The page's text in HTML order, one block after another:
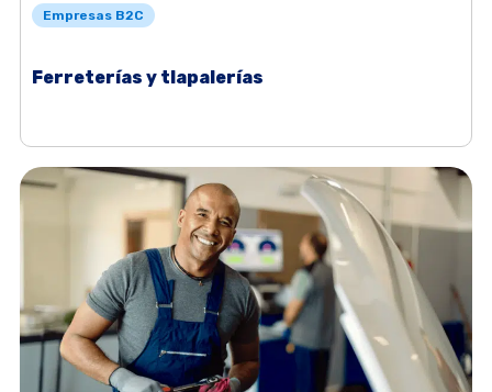
Empresas B2C
Ferreterías y tlapalerías